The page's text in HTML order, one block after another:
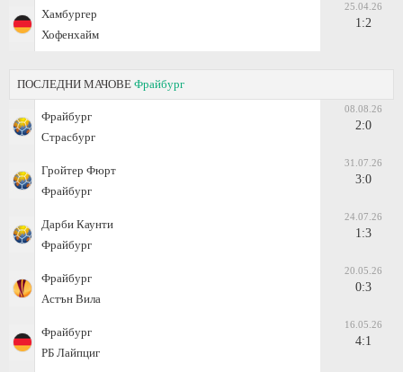
Хамбургер
Хофенхайм
25.04.26
1:2
ПОСЛЕДНИ МАЧОВЕ Фрайбург
Фрайбург
Страсбург
08.08.26
2:0
Гройтер Фюрт
Фрайбург
31.07.26
3:0
Дарби Каунти
Фрайбург
24.07.26
1:3
Фрайбург
Астън Вила
20.05.26
0:3
Фрайбург
РБ Лайпциг
16.05.26
4:1